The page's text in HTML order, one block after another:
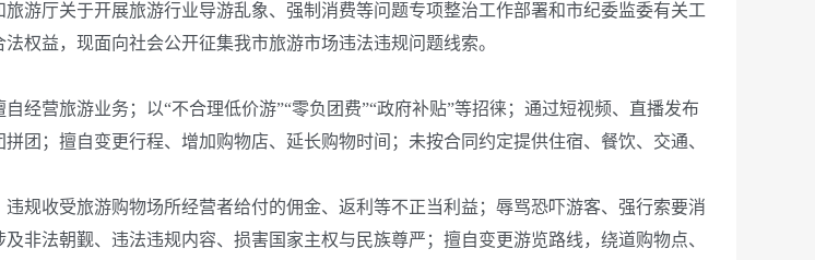
厅关于开展旅游行业导游乱象、强制消费等问题专项整治工作部署和市纪委监委有关工
权益，现面向社会公开征集我市旅游市场违法违规问题线索。
营旅游业务；以“不合理低价游”“零负团费”“政府补贴”等招徕；通过短视频、直播发布
团；擅自变更行程、增加购物店、延长购物时间；未按合同约定提供住宿、餐饮、交通、
收受旅游购物场所经营者给付的佣金、返利等不正当利益；辱骂恐吓游客、强行索要消
非法朝觐、违法违规内容、损害国家主权与民族尊严；擅自变更游览路线，绕道购物点、